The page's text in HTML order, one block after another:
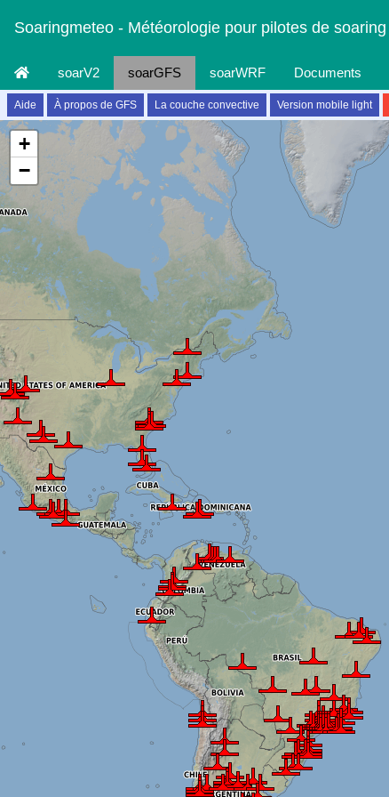
Soaringmeteo - Météorologie pour pilotes de soaring
soarV2 soarGFS soarWRF Documents
Aide À propos de GFS La couche convective Version mobile light
+
−